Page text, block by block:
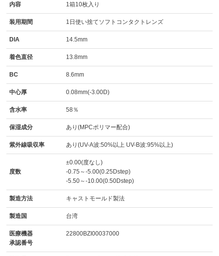
内容 1箱10枚入り
装用期間 1日使い捨てソフトコンタクトレンズ
DIA 14.5mm
着色直径 13.8mm
BC 8.6mm
中心厚 0.08mm(-3.00D)
含水率 58％
保湿成分 あり(MPCポリマー配合)
紫外線吸収率 あり(UV-A波:50%以上 UV-B波:95%以上)
度数
±0.00(度なし)
-0.75～-5.00(0.25Dstep)
-5.50～-10.00(0.50Dstep)
製造方法 キャストモールド製法
製造国 台湾
医療機器
承認番号
22800BZI00037000